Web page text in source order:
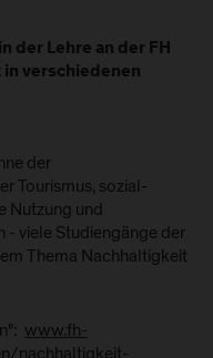
der Lehre an der FH
verschiedenen
der
Tourismus, sozial-
Nutzung und
- viele Studiengänge der
Thema Nachhaltigkeit
www.fh-